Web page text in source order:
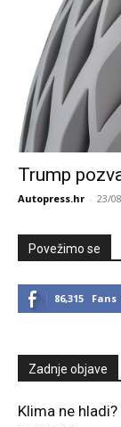
Trump
Autopress.hr - 23/
Povežimo se
86,315 Fans
Zadnje objave
Klima ne